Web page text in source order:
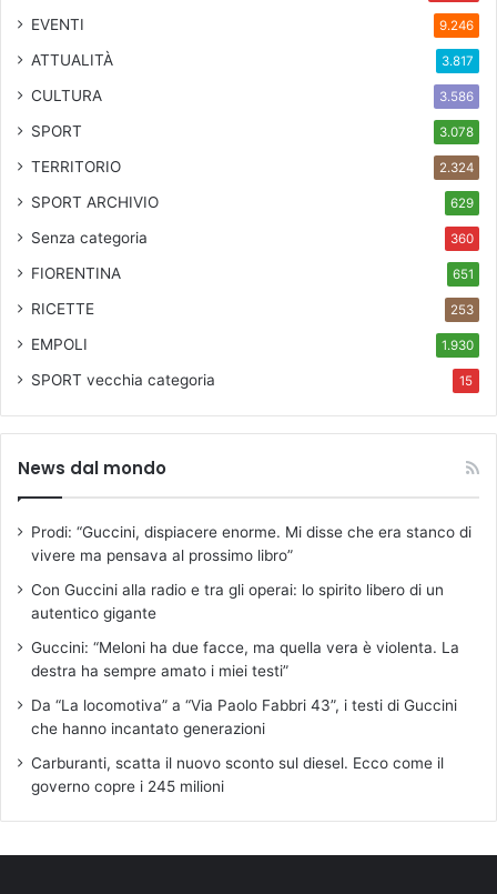
EVENTI 9.246
ATTUALITÀ 3.817
CULTURA 3.586
SPORT 3.078
TERRITORIO 2.324
SPORT ARCHIVIO 629
Senza categoria 360
FIORENTINA 651
RICETTE 253
EMPOLI 1.930
SPORT vecchia categoria 15
News dal mondo
Prodi: “Guccini, dispiacere enorme. Mi disse che era stanco di
vivere ma pensava al prossimo libro”
Con Guccini alla radio e tra gli operai: lo spirito libero di un
autentico gigante
Guccini: “Meloni ha due facce, ma quella vera è violenta. La
destra ha sempre amato i miei testi”
Da “La locomotiva” a “Via Paolo Fabbri 43”, i testi di Guccini
che hanno incantato generazioni
Carburanti, scatta il nuovo sconto sul diesel. Ecco come il
governo copre i 245 milioni